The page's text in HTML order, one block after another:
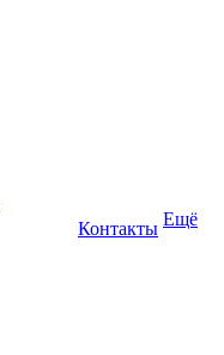
Контакты Ещё